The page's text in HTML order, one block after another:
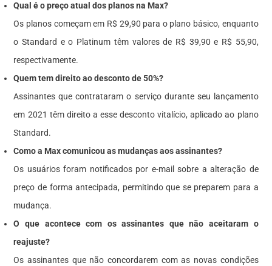
Qual é o preço atual dos planos na Max?
Os planos começam em R$ 29,90 para o plano básico, enquanto
o Standard e o Platinum têm valores de R$ 39,90 e R$ 55,90,
respectivamente.
Quem tem direito ao desconto de 50%?
Assinantes que contrataram o serviço durante seu lançamento
em 2021 têm direito a esse desconto vitalício, aplicado ao plano
Standard.
Como a Max comunicou as mudanças aos assinantes?
Os usuários foram notificados por e-mail sobre a alteração de
preço de forma antecipada, permitindo que se preparem para a
mudança.
O que acontece com os assinantes que não aceitaram o
reajuste?
Os assinantes que não concordarem com as novas condições